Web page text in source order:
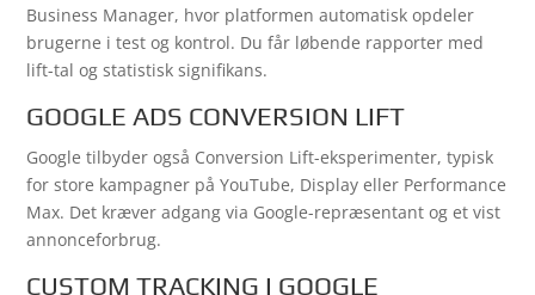
Business Manager, hvor platformen automatisk opdeler
brugerne i test og kontrol. Du får løbende rapporter med
lift-tal og statistisk signifikans.
GOOGLE ADS CONVERSION LIFT
Google tilbyder også Conversion Lift-eksperimenter, typisk
for store kampagner på YouTube, Display eller Performance
Max. Det kræver adgang via Google-repræsentant og et vist
annonceforbrug.
CUSTOM TRACKING I GOOGLE